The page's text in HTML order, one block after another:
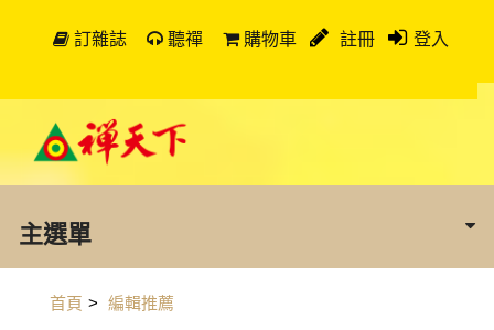
訂雜誌 聽禪 購物車 註冊 登入
主選單
首頁 > 編輯推薦